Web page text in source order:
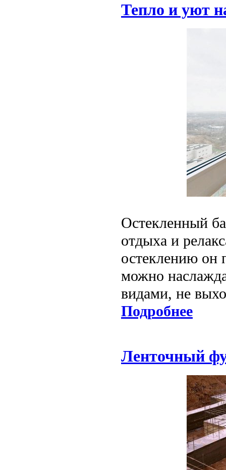
Тепло и уют
Остекленный
отдыха и
остеклению он
можно
видами, не
Подробнее
Ленточный